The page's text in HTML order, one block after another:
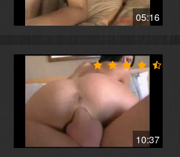
05:16
10:37